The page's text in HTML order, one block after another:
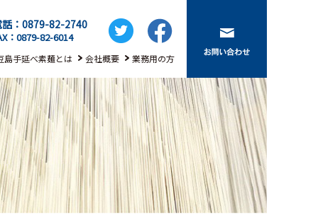
話：0879-82-2740
：0879-82-6014
島手延べ素麺とは 会社概要 業務用の方